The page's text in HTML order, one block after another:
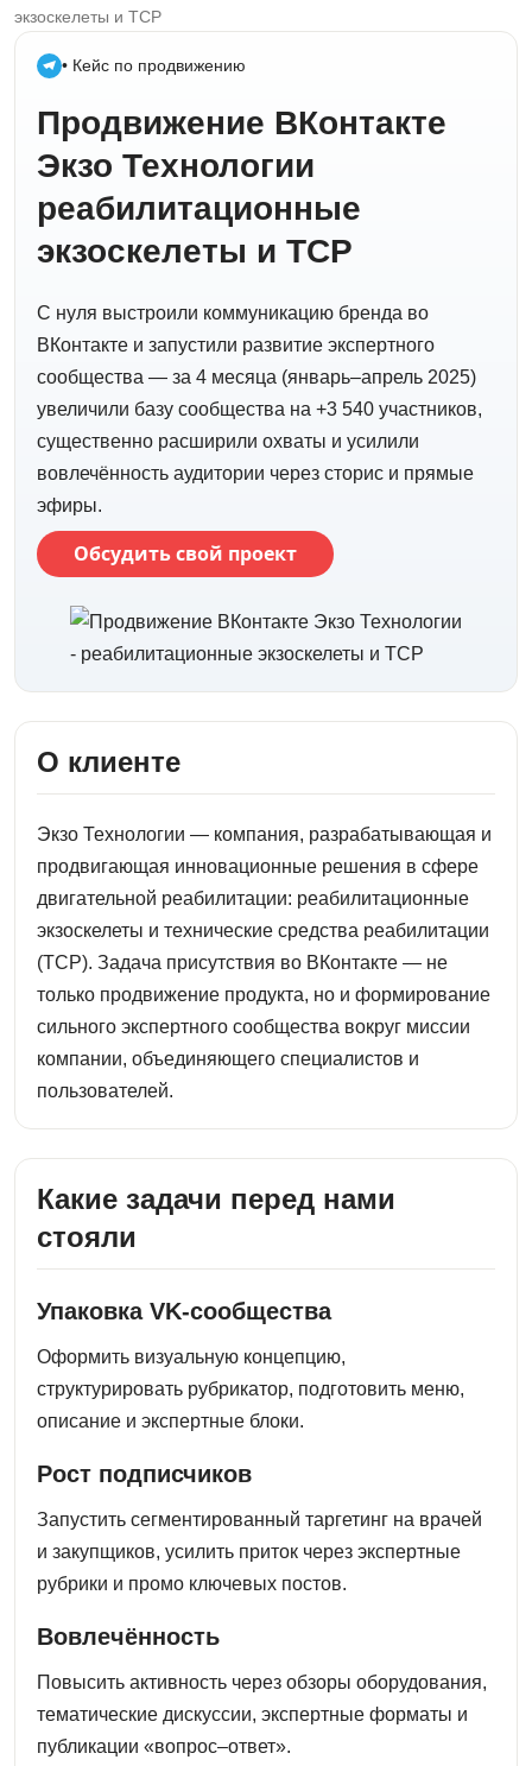
экзоскелеты и ТСР
• Кейс по продвижению
Продвижение ВКонтакте
Экзо Технологии
реабилитационные
экзоскелеты и ТСР
С нуля выстроили коммуникацию бренда во
ВКонтакте и запустили развитие экспертного
сообщества — за 4 месяца (январь–апрель 2025)
увеличили базу сообщества на +3 540 участников,
существенно расширили охваты и усилили
вовлечённость аудитории через сторис и прямые
эфиры.
Обсудить свой проект
О клиенте
Экзо Технологии — компания, разрабатывающая и
продвигающая инновационные решения в сфере
двигательной реабилитации: реабилитационные
экзоскелеты и технические средства реабилитации
(ТСР). Задача присутствия во ВКонтакте — не
только продвижение продукта, но и формирование
сильного экспертного сообщества вокруг миссии
компании, объединяющего специалистов и
пользователей.
Какие задачи перед нами
стояли
Упаковка VK‑сообщества
Оформить визуальную концепцию,
структурировать рубрикатор, подготовить меню,
описание и экспертные блоки.
Рост подписчиков
Запустить сегментированный таргетинг на врачей
и закупщиков, усилить приток через экспертные
рубрики и промо ключевых постов.
Вовлечённость
Повысить активность через обзоры оборудования,
тематические дискуссии, экспертные форматы и
публикации «вопрос–ответ».